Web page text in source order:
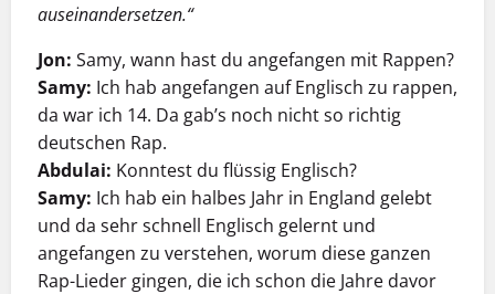
auseinandersetzen.“
Jon: Samy, wann hast du angefangen mit Rappen?
Samy: Ich hab angefangen auf Englisch zu rappen,
da war ich 14. Da gab’s noch nicht so richtig
deutschen Rap.
Abdulai: Konntest du flüssig Englisch?
Samy: Ich hab ein halbes Jahr in England gelebt
und da sehr schnell Englisch gelernt und
angefangen zu verstehen, worum diese ganzen
Rap-Lieder gingen, die ich schon die Jahre davor